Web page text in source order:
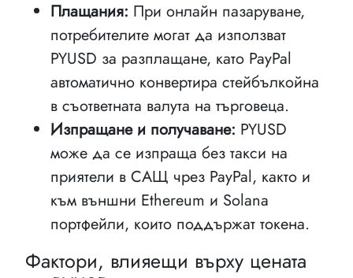
Плащания: При онлайн пазаруване,
потребителите могат да използват
PYUSD за разплащане, като PayPal
автоматично конвертира стейбълкойна
в съответната валута на търговеца.
Изпращане и получаване: PYUSD
може да се изпраща без такси на
приятели в САЩ чрез PayPal, както и
към външни Ethereum и Solana
портфейли, които поддържат токена.
Фактори, влияещи върху цената